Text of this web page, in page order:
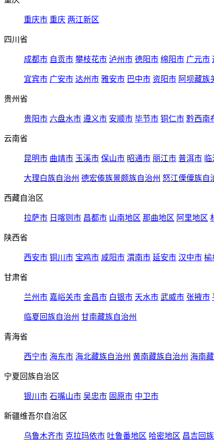
重庆市 重庆 两江新区
四川省
成都市 自贡市 攀枝花市 泸州市 德阳市 绵阳市 广元市
宜宾市 广安市 达州市 雅安市 巴中市 资阳市 阿坝藏族
贵州省
贵阳市 六盘水市 遵义市 安顺市 毕节市 铜仁市 黔西南
云南省
昆明市 曲靖市 玉溪市 保山市 昭通市 丽江市 普洱市
大理白族自治州 德宏傣族景颇族自治州 怒江傈僳族自
西藏自治区
拉萨市 日喀则市 昌都市 山南地区 那曲地区 阿里地区
陕西省
西安市 铜川市 宝鸡市 咸阳市 渭南市 延安市 汉中市 榆
甘肃省
兰州市 嘉峪关市 金昌市 白银市 天水市 武威市 张掖市
临夏回族自治州 甘南藏族自治州
青海省
西宁市 海东市 海北藏族自治州 黄南藏族自治州 海南
宁夏回族自治区
银川市 石嘴山市 吴忠市 固原市 中卫市
新疆维吾尔自治区
乌鲁木齐市 克拉玛依市 吐鲁番地区 哈密地区 昌吉回